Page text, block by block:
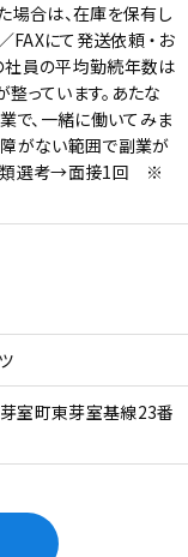
場合は、在庫を保有し
FAXにて発送依頼 ・お
員の平均勤続年数は
っています。あたな
で、一緒に働いてみま
がない範囲で副業が
書類選考→面接1回 ※
室町東芽室基線23番